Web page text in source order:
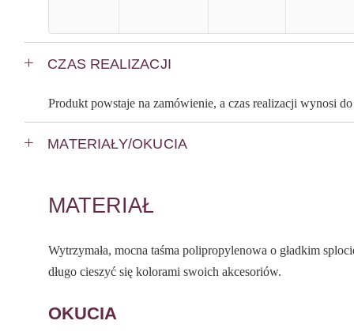
CZAS REALIZACJI
Produkt powstaje na zamówienie, a czas realizacji wynosi
MATERIAŁY/OKUCIA
MATERIAŁ
Wytrzymała, mocna taśma polipropylenowa o gładkim
długo cieszyć się kolorami swoich akcesoriów.
OKUCIA